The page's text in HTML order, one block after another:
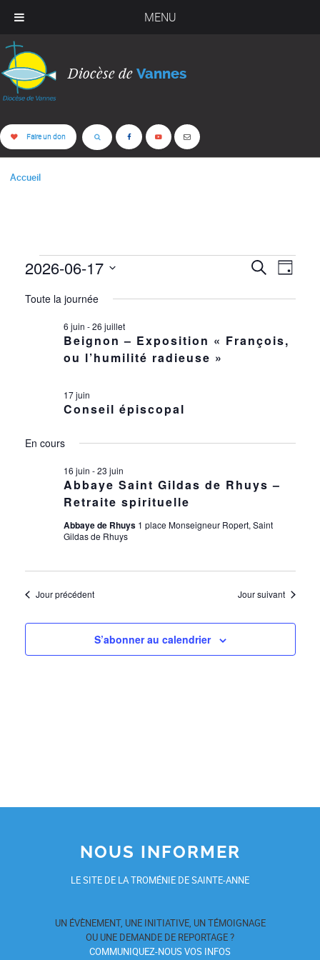
MENU
Diocèse de Vannes
Faire un don
Accueil
ÉVÈNEMENTS
FOR
2026
ET
Recherche
Jour
2026-06-17
une
Toute la journée
Beignon – Exposition « François,
ou l’humilité radieuse »
6 juin -26 juillet
Conseil épiscopal
17 juin
En cours
Abbaye Saint Gildas de Rhuys –
Retraite spirituelle
16 juin -23 juin
Abbaye de Rhuys 1 place Monseigneur Ropert, Saint
Gildas de Rhuys
Jour précédent Jour suivant
S’abonner au calendrier
NOUS INFORMER
LE SITE DE LA TROMÉNIE DE SAINTE-ANNE
UN ÉVÈNEMENT, UNE INITIATIVE, UN TÉMOIGNAGE
OU UNE DEMANDE DE REPORTAGE ?
COMMUNIQUEZ-NOUS VOS INFOS